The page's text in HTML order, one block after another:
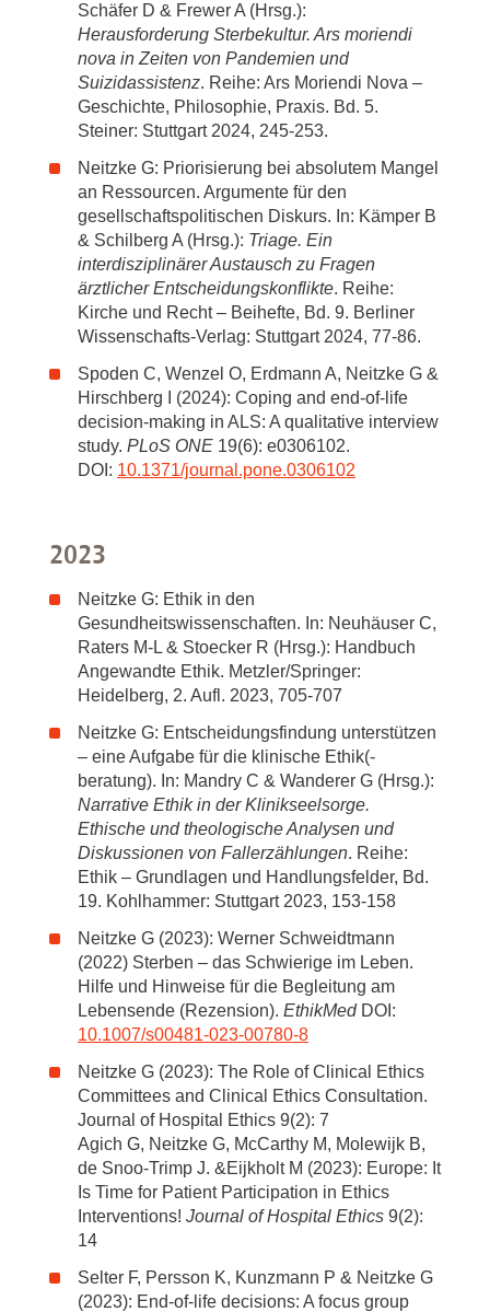
Schäfer D & Frewer A (Hrsg.):
Herausforderung Sterbekultur. Ars moriendi
nova in Zeiten von Pandemien und
Suizidassistenz. Reihe: Ars Moriendi Nova –
Geschichte, Philosophie, Praxis. Bd. 5.
Steiner: Stuttgart 2024, 245-253.
Neitzke G: Priorisierung bei absolutem Mangel
an Ressourcen. Argumente für den
gesellschaftspolitischen Diskurs. In: Kämper B
& Schilberg A (Hrsg.): Triage. Ein
interdisziplinärer Austausch zu Fragen
ärztlicher Entscheidungskonflikte. Reihe:
Kirche und Recht – Beihefte, Bd. 9. Berliner
Wissenschafts-Verlag: Stuttgart 2024, 77-86.
Spoden C, Wenzel O, Erdmann A, Neitzke G &
Hirschberg I (2024): Coping and end-of-life
decision-making in ALS: A qualitative interview
study. PLoS ONE 19(6): e0306102.
DOI: 10.1371/journal.pone.0306102
2023
Neitzke G: Ethik in den
Gesundheitswissenschaften. In: Neuhäuser C,
Raters M-L & Stoecker R (Hrsg.): Handbuch
Angewandte Ethik. Metzler/Springer:
Heidelberg, 2. Aufl. 2023, 705-707
Neitzke G: Entscheidungsfindung unterstützen
– eine Aufgabe für die klinische Ethik(-
beratung). In: Mandry C & Wanderer G (Hrsg.):
Narrative Ethik in der Klinikseelsorge.
Ethische und theologische Analysen und
Diskussionen von Fallerzählungen. Reihe:
Ethik – Grundlagen und Handlungsfelder, Bd.
19. Kohlhammer: Stuttgart 2023, 153-158
Neitzke G (2023): Werner Schweidtmann
(2022) Sterben – das Schwierige im Leben.
Hilfe und Hinweise für die Begleitung am
Lebensende (Rezension). EthikMedDOI:
10.1007/s00481-023-00780-8
Neitzke G (2023): The Role of Clinical Ethics
Committees and Clinical Ethics Consultation.
Journal of Hospital Ethics 9(2): 7
Agich G, Neitzke G, McCarthy M, Molewijk B,
de Snoo-Trimp J. &Eijkholt M (2023): Europe: It
Is Time for Patient Participation in Ethics
Interventions! Journal of Hospital Ethics 9(2):
14
Selter F, Persson K, Kunzmann P & Neitzke G
(2023): End-of-life decisions: A focus group